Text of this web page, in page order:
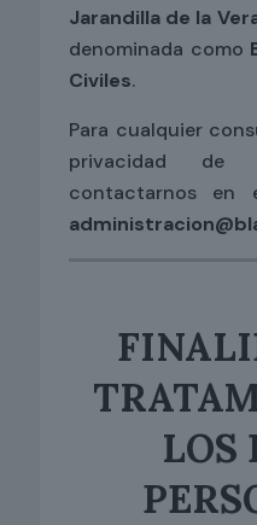
Jarandilla de la
denominada como
Civiles.
Para cualquier
privacidad de
contactarnos en
LOS